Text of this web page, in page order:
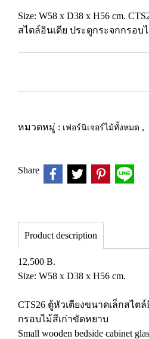
Size: W58 x D38 x H56 cm.
สไตล์อินเดีย ประตูกระจกกรอบ
หมวดหมู่ : เฟอร์นิเจอร์ไม้ทั้งหมด ,
Share
Product description
12,500 B.
Size: W58 x D38 x H56 cm.
CTS26 ตู้หัวเตียงขนาดเล็กสไต
กรอบไม้สีเก่าขัดหยาบ
Small wooden bedside cabinet